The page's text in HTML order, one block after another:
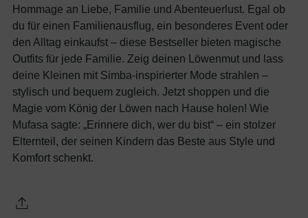
Hommage an Liebe, Familie und Abenteuerlust. Egal ob
du für einen Familienausflug, ein besonderes Event oder
den Alltag einkaufst – diese Bestseller bieten magische
Outfits für jede Familie. Zeig deinen Löwenmut und lass
deine Kleinen mit Simba-inspirierter Mode strahlen –
stylisch und bequem zugleich. Jetzt shoppen und die
Magie vom König der Löwen nach Hause holen! Wie
Mufasa sagte: „Erinnere dich, wer du bist“ – ein stolzer
Elternteil, der seinen Kindern das Beste aus Style und
Komfort schenkt.